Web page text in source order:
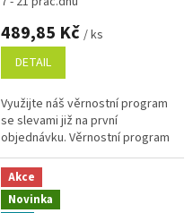
489,85 Kč / ks
DETAIL
Využijte náš věrnostní program
se slevami již na první
objednávku. Věrnostní program
Akce
Novinka